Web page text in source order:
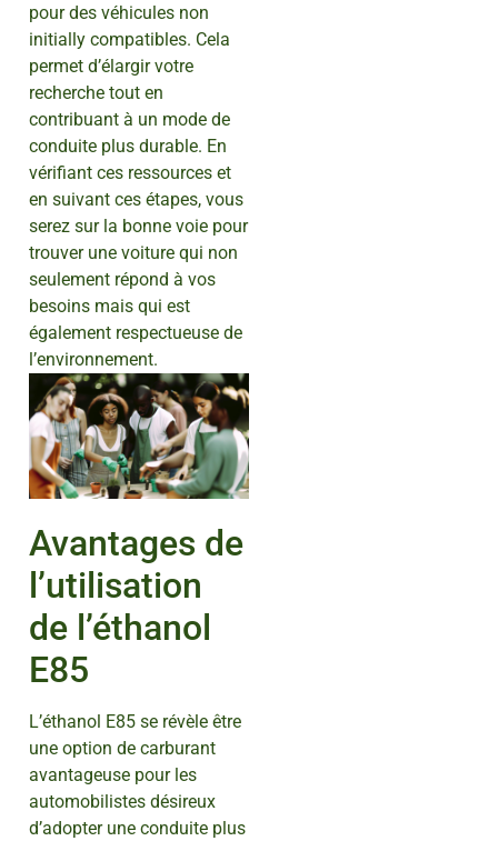
pour des véhicules non
initially compatibles. Cela
permet d’élargir votre
recherche tout en
contribuant à un mode de
conduite plus durable. En
vérifiant ces ressources et
en suivant ces étapes, vous
serez sur la bonne voie pour
trouver une voiture qui non
seulement répond à vos
besoins mais qui est
également respectueuse de
l’environnement.
Avantages de
l’utilisation
de l’éthanol
E85
L’éthanol E85 se révèle être
une option de carburant
avantageuse pour les
automobilistes désireux
d’adopter une conduite plus